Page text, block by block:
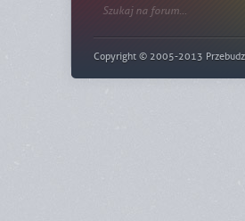
Copyright © 2005-2013